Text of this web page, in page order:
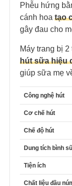
Phễu hứng
cánh hoa tạo
gây đau cho
Máy trang bị 2
hút sữa hiệu
giúp sữa mẹ
Công nghệ hút
Cơ chế hút
Chế độ hút
Dung tích bình
Tiện ích
Chất liệu đầu